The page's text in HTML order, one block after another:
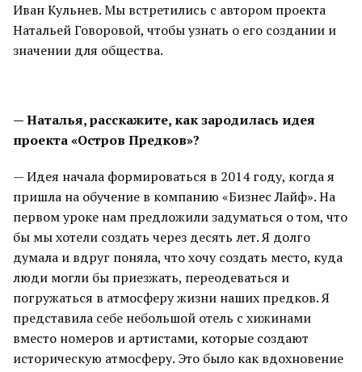
Иван Кульнев. Мы встретились с автором проекта
Натальей Говоровой, чтобы узнать о его создании и
значении для общества.
— Наталья, расскажите, как зародилась идея
проекта «Остров Предков»?
— Идея начала формироваться в 2014 году, когда я
пришла на обучение в компанию «Бизнес Лайф». На
первом уроке нам предложили задуматься о том, что
бы мы хотели создать через десять лет. Я долго
думала и вдруг поняла, что хочу создать место, куда
люди могли бы приезжать, переодеваться и
погружаться в атмосферу жизни наших предков. Я
представила себе небольшой отель с хижинами
вместо номеров и артистами, которые создают
историческую атмосферу. Это было как вдохновение